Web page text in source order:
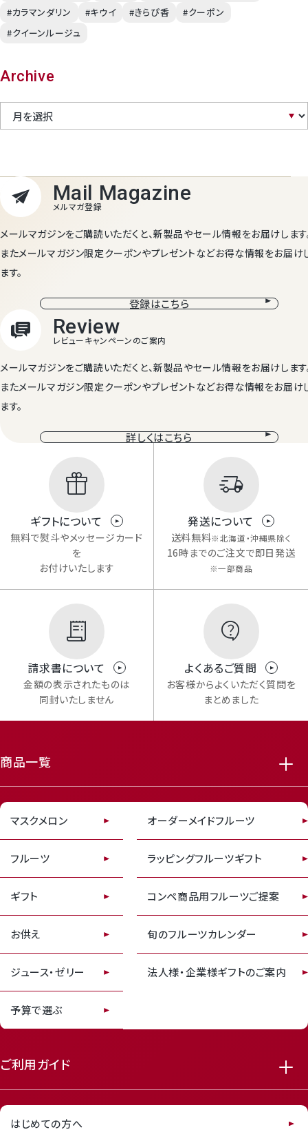
#カラマンダリン #キウイ #きらぴ香
#クーポン
#クイーンルージュ
Archive
Mail Magazine
メルマガ登録
メールマガジンをご購読いただくと、新製品やセール情報をお届けします
またメールマガジン限定クーポンやプレゼントなどお得な情報をお届け
ます。
登録はこちら
Review
レビューキャンペーンのご案内
メールマガジンをご購読いただくと、新製品やセール情報をお届けします
またメールマガジン限定クーポンやプレゼントなどお得な情報をお届け
ます。
詳しくはこちら
featured_seasonal_and_gifts
ギフトについて
無料で熨斗やメッセージカード
を
お付けいたします
delivery_truck_speed
発送について
送料無料※北海道・沖縄県除く
16時までのご注文で即日発送
※一部商品
receipt_long
請求書について
金額の表示されたものは
同封いたしません
contact_support
よくあるご質問
お客様からよくいただく質問を
まとめました
商品一覧
マスクメロン
フルーツ
ギフト
お供え
ジュース・ゼリー
予算で選ぶ
オーダーメイドフルーツ
ラッピングフルーツギフト
コンペ商品用フルーツご提案
旬のフルーツカレンダー
法人様・企業様ギフトのご案内
ご利用ガイド
はじめての方へ